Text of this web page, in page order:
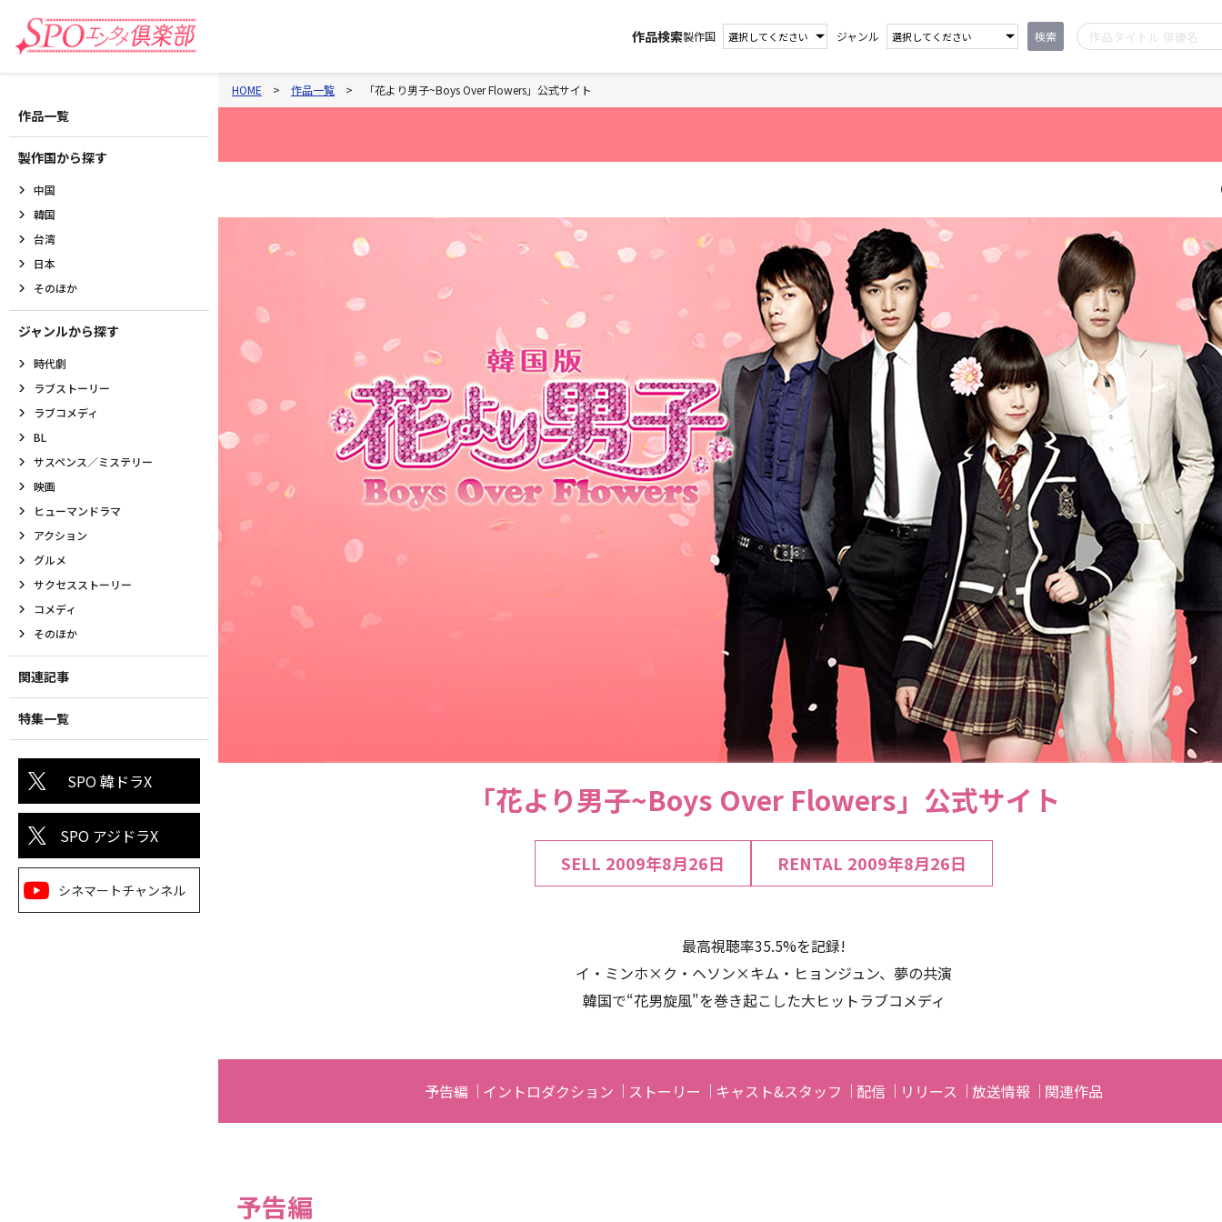
作品検索製作国 ジャンル 検索
作品一覧
製作国から探す
中国
韓国
台湾
日本
そのほか
ジャンルから探す
時代劇
ラブストーリー
ラブコメディ
BL
サスペンス／ミステリー
映画
ヒューマンドラマ
アクション
グルメ
サクセスストーリー
コメディ
そのほか
関連記事
特集一覧
SPO 韓ドラX
SPO アジドラX
シネマートチャンネル
HOME 作品一覧 「花より男子~Boys Over Flowers」公式サイト
「花より男子~Boys Over Flowers」公式サイト
SELL 2009年8月26日 RENTAL 2009年8月26日
最高視聴率35.5%を記録!
イ・ミンホ×ク・ヘソン×キム・ヒョンジュン、夢の共演
韓国で“花男旋風"を巻き起こした大ヒットラブコメディ
予告編 イントロダクション ストーリー キャスト&スタッフ 配信 リリース 放送情報 関連作品
予告編